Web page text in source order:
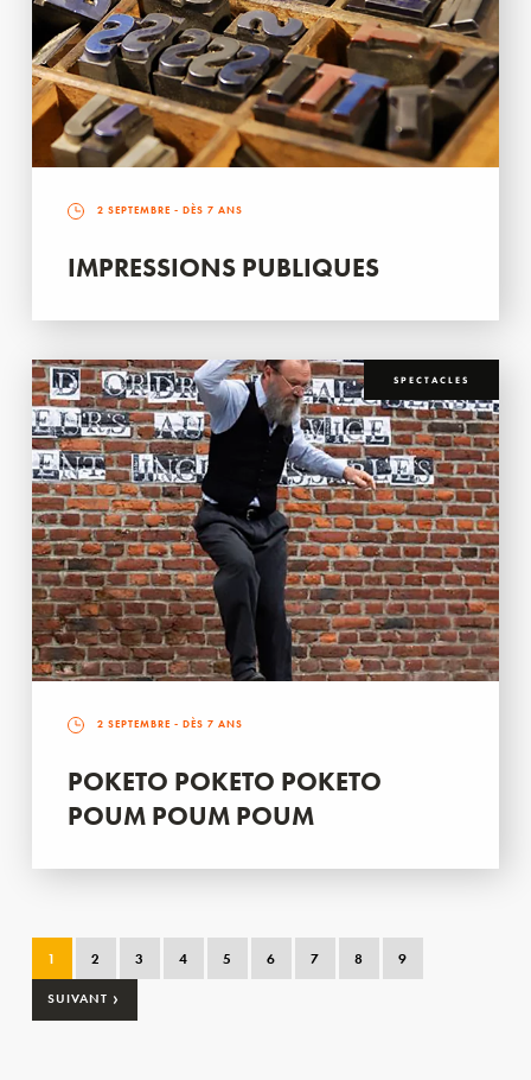
2 SEPTEMBRE - DÈS 7 ANS
IMPRESSIONS PUBLIQUES
SPECTACLES
2 SEPTEMBRE - DÈS 7 ANS
POKETO POKETO POKETO
POUM POUM POUM
1 2 3 4 5 6 7 8 9
SUIVANT ›